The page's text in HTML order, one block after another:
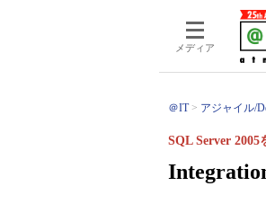
メディア
＠IT アジャイル/
SQL Server 2005